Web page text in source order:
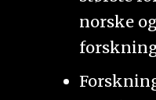
norske